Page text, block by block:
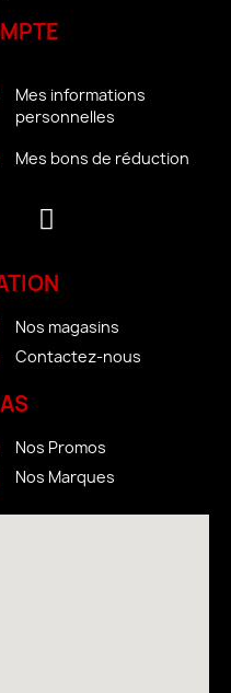
Mes informations
personnelles
Mes bons de réduction
Nos magasins
Contactez-nous
Nos Promos
Nos Marques